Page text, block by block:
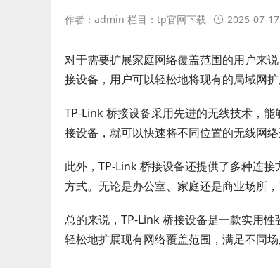
作者：admin 栏目： tp官网下载 2025-07-
对于需要扩展家庭网络覆盖范围的用户来
接设备，用户可以轻松地将现有的局域网
TP-Link 桥接设备采用先进的无线技术，
接设备，就可以快速将不同位置的无线网
此外，TP-Link 桥接设备还提供了多种连
方式。无论是办公室、家庭还是商业场所
总的来说，TP-Link 桥接设备是一款实用
轻松地扩展现有网络覆盖范围，满足不同场